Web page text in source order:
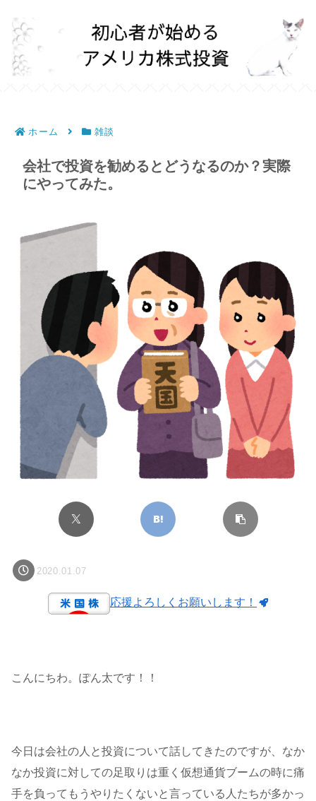
ホーム 雑談
会社で投資を勧めるとどうなるのか？実際
にやってみた。
2020.01.07
応援よろしくお願いします！
こんにちわ。ぽん太です！！
今日は会社の人と投資について話してきたのですが、なか
なか投資に対しての足取りは重く仮想通貨ブームの時に痛
手を負ってもうやりたくないと言っている人たちが多かっ